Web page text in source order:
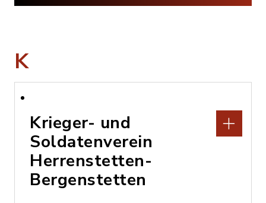
K
Krieger- und
Soldatenverein
Herrenstetten-
Bergenstetten